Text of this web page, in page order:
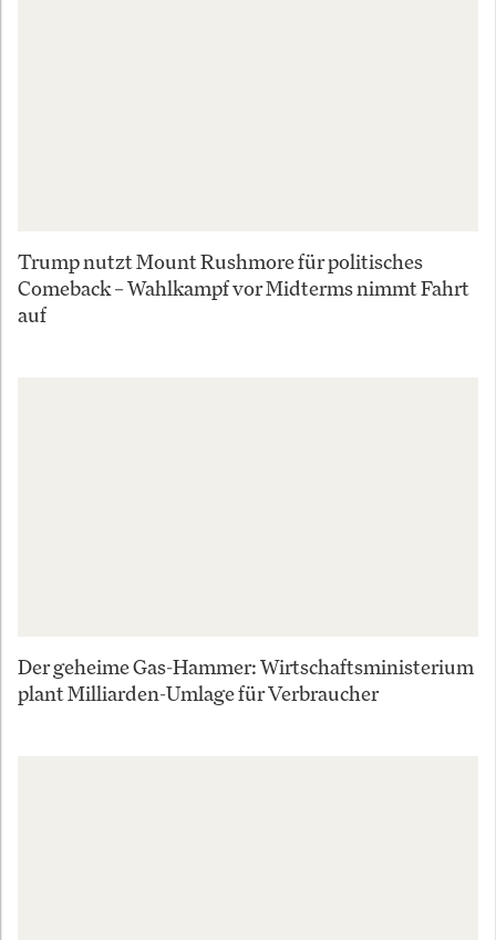
Trump nutzt Mount Rushmore für politisches
Comeback – Wahlkampf vor Midterms nimmt Fahrt
auf
Der geheime Gas-Hammer: Wirtschaftsministerium
plant Milliarden-Umlage für Verbraucher